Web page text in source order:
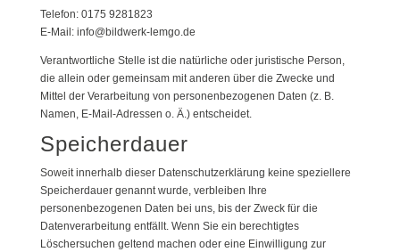
Telefon: 0175 9281823
E-Mail: info@bildwerk-lemgo.de
Verantwortliche Stelle ist die natürliche oder juristische Person,
die allein oder gemeinsam mit anderen über die Zwecke und
Mittel der Verarbeitung von personenbezogenen Daten (z. B.
Namen, E-Mail-Adressen o. Ä.) entscheidet.
Speicherdauer
Soweit innerhalb dieser Datenschutzerklärung keine speziellere
Speicherdauer genannt wurde, verbleiben Ihre
personenbezogenen Daten bei uns, bis der Zweck für die
Datenverarbeitung entfällt. Wenn Sie ein berechtigtes
Löschersuchen geltend machen oder eine Einwilligung zur